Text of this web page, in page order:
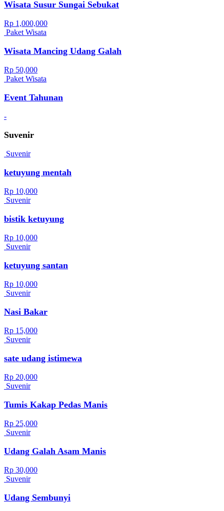
Wisata Susur Sungai Sebukat
Rp 1,000,000
Paket Wisata
Wisata Mancing Udang Galah
Rp 50,000
Paket Wisata
Event Tahunan
-
Suvenir
Suvenir
ketuyung mentah
Rp 10,000
Suvenir
bistik ketuyung
Rp 10,000
Suvenir
ketuyung santan
Rp 10,000
Suvenir
Nasi Bakar
Rp 15,000
Suvenir
sate udang istimewa
Rp 20,000
Suvenir
Tumis Kakap Pedas Manis
Rp 25,000
Suvenir
Udang Galah Asam Manis
Rp 30,000
Suvenir
Udang Sembunyi